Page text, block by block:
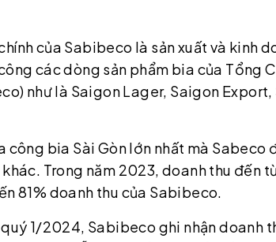
của Sabibeco là sản xuất và kinh
các dòng sản phẩm bia của Tổng
như là Saigon Lager, Saigon
bia Sài Gòn lớn nhất mà Sabeco
Trong năm 2023, doanh thu đến
81% doanh thu của Sabibeco.
1/2024, Sabibeco ghi nhận doanh